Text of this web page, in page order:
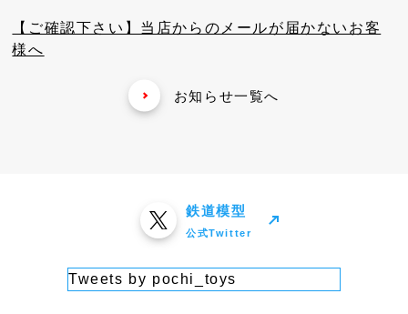
【ご確認下さい】当店からのメールが届かないお客
様へ
お知らせ一覧へ
鉄道模型
公式Twitter
Tweets by pochi_toys